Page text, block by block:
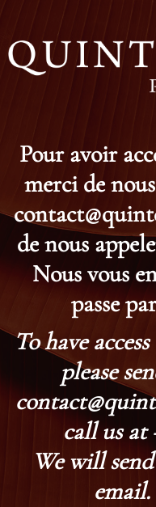
Pour avoir
merci de
de nous
Nous vous
passe
To have
please
call us at
We will